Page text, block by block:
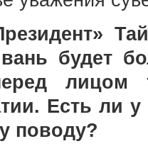
будет
лицом
Есть ли
поводу?